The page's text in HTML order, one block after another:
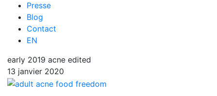
Presse
Blog
Contact
EN
early 2019 acne edited
13 janvier 2020